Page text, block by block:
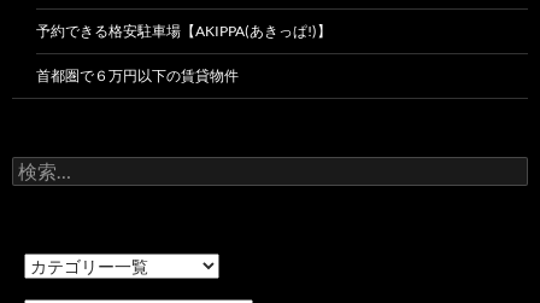
予約できる格安駐車場【AKIPPA(あきっぱ!)】
首都圏で６万円以下の賃貸物件
検
索: